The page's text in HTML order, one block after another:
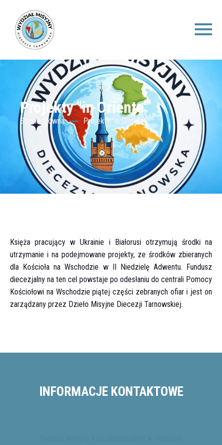
Projekty "in Oriente"
Strona główna Projekty "in Oriente"
Księża pracujący w Ukrainie i Białorusi otrzymują środki na
utrzymanie i na podejmowane projekty, ze środków zbieranych
dla Kościoła na Wschodzie w II Niedzielę Adwentu. Fundusz
diecezjalny na ten cel powstaje po odesłaniu do centrali Pomocy
Kościołowi na Wschodzie piątej części zebranych ofiar i jest on
zarządzany przez Dzieło Misyjne Diecezji Tarnowskiej.
INFORMACJE KONTAKTOWE